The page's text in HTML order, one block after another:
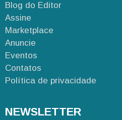
Blog do Editor
Assine
Marketplace
Anuncie
Eventos
Contatos
Política de privacidade
NEWSLETTER